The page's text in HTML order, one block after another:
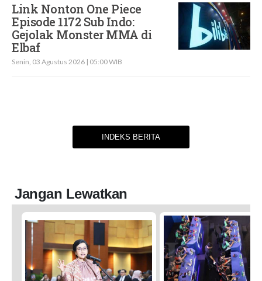
Link Nonton One Piece
Episode 1172 Sub Indo:
Gejolak Monster MMA di
Elbaf
Senin, 03 Agustus 2026 | 05:00 WIB
INDEKS BERITA
Jangan Lewatkan